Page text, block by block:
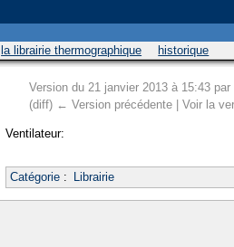
la librairie thermographique historique
Version du 21 janvier 2013 à 15:43 par
(diff) ← Version précédente | Voir la
Ventilateur:
Catégorie: Librairie